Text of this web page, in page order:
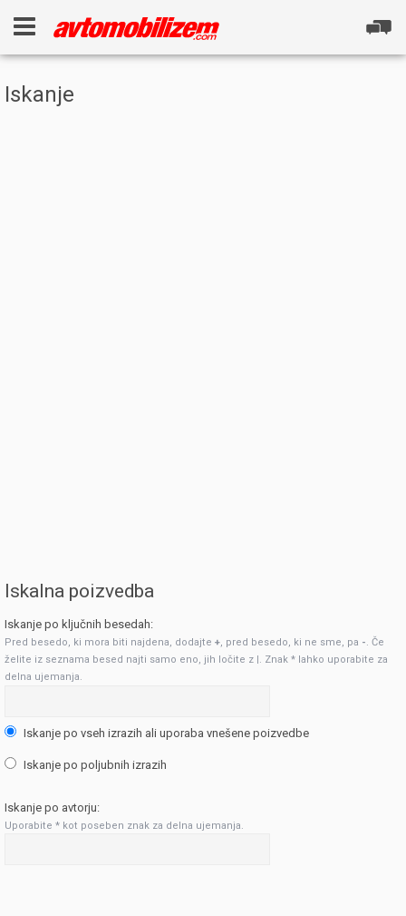
Iskanje
Iskalna poizvedba
Iskanje po ključnih besedah:
Pred besedo, ki mora biti najdena, dodajte +, pred besedo, ki ne sme, pa -. Če
želite iz seznama besed najti samo eno, jih ločite z |. Znak * lahko uporabite za
delna ujemanja.
Iskanje po vseh izrazih ali uporaba vnešene poizvedbe
Iskanje po poljubnih izrazih
Iskanje po avtorju:
Uporabite * kot poseben znak za delna ujemanja.